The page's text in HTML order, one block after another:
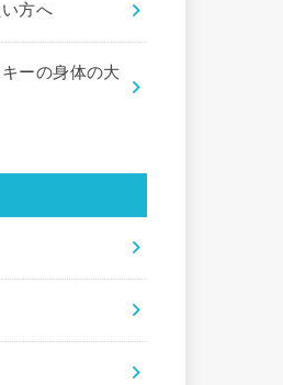
方へ
ーの身体の大